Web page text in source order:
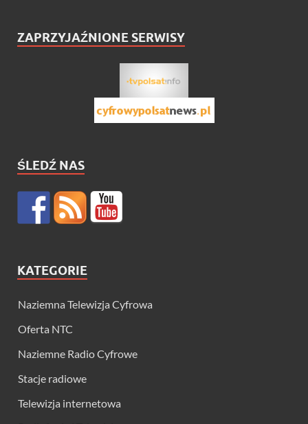
ZAPRZYJAŹNIONE SERWISY
ŚLEDŹ NAS
KATEGORIE
Naziemna Telewizja Cyfrowa
Oferta NTC
Naziemne Radio Cyfrowe
Stacje radiowe
Telewizja internetowa